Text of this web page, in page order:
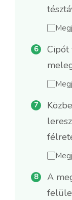
Cipót
A